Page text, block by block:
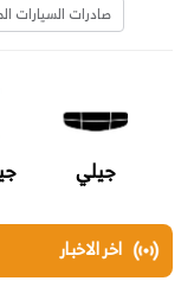
صادرات السيارات
جيلي
اخر الاخبار